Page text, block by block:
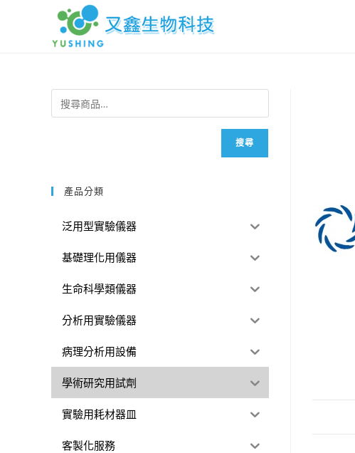
搜尋
產品分類
泛用型實驗儀器
基礎理化用儀器
生命科學類儀器
分析用實驗儀器
病理分析用設備
學術研究用試劑
實驗用耗材器皿
客製化服務